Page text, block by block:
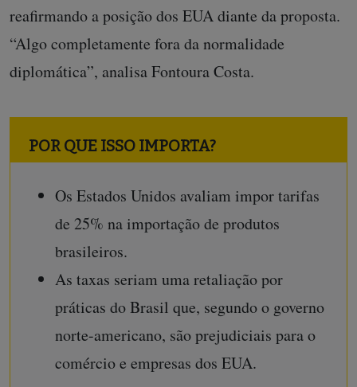
reafirmando a posição dos EUA diante da proposta.
“Algo completamente fora da normalidade
diplomática”, analisa Fontoura Costa.
POR QUE ISSO IMPORTA?
Os Estados Unidos avaliam impor tarifas
de 25% na importação de produtos
brasileiros.
As taxas seriam uma retaliação por
práticas do Brasil que, segundo o governo
norte-americano, são prejudiciais para o
comércio e empresas dos EUA.